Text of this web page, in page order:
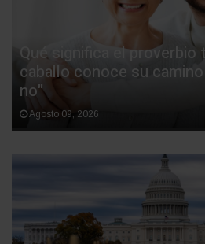
Qué significa el proverbio
caballo conoce su
no"
Agosto 09, 2026